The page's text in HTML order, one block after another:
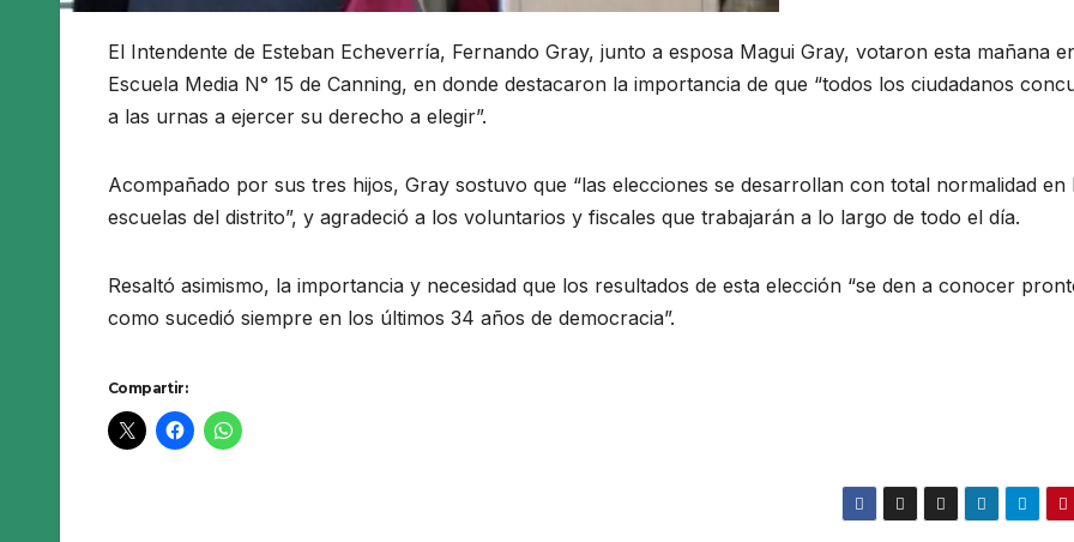
El Intendente de Esteban Echeverría, Fernando Gray, junto a esposa Magui Gray, votaron esta mañana
Escuela Media N° 15 de Canning, en donde destacaron la importancia de que “todos los ciudadanos
a las urnas a ejercer su derecho a elegir”.
Acompañado por sus tres hijos, Gray sostuvo que “las elecciones se desarrollan con total normalidad en
escuelas del distrito”, y agradeció a los voluntarios y fiscales que trabajarán a lo largo de todo el día.
Resaltó asimismo, la importancia y necesidad que los resultados de esta elección “se den a conocer
como sucedió siempre en los últimos 34 años de democracia”.
Compartir: